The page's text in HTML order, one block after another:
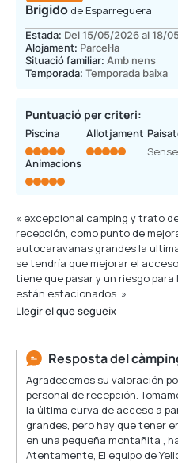
Brigido de Esparreguera
Estada: Del 15/05/2026 al 18/
Alojament: Parcel·la
Situació familiar: Amb nens
Temporada: Temporada baixa
Puntuació per criteri:
Piscina Allotjament
Animacions
« excepcional camping y trato
recepción, como punto de mejora para lo
autocaravanas grandes la
se tendría que mejorar el
tiene que pasar y un riesgo
están estacionados. »
Llegir el que segueix
Resposta del
Agradecemos su valoración
personal de recepción.
la última curva de acceso a
grandes, pero hay que tener
en una pequeña montañita ,
Atentamente, El equipo de